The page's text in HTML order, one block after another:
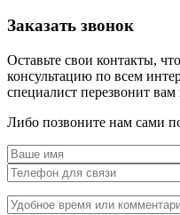
Заказать звонок
Оставьте свои контакты,
консультацию по всем
специалист перезвонит
Либо позвоните нам сами